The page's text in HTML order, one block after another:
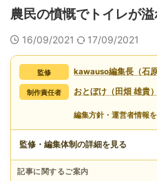
農民の憤慨でトイレが
16/09/2021 17/09/2021
監修 kawauso編集長（石原
制作責任者 おとぼけ（田畑 雄貴）
編集方針・運営者情報
監修・編集体制の詳細を見る
記事に関するご案内